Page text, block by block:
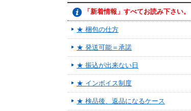
「新着情報」すべてお読み下さい。
★ 梱包の仕方
★ 発送可能＝承諾
★ 振込が出来ない日
★ インボイス制度
★ 検品後、返品になるケース